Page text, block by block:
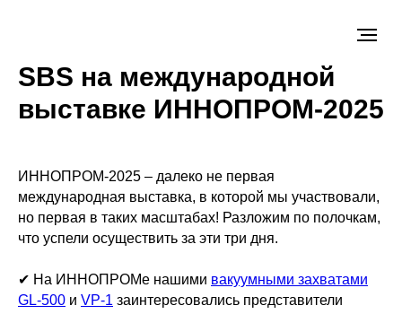
SBS на международной
выставке ИННОПРОМ-2025
ИННОПРОМ-2025 – далеко не первая
международная выставка, в которой мы участвовали,
но первая в таких масштабах! Разложим по полочкам,
что успели осуществить за эти три дня.
✔ На ИННОПРОМе нашими вакуумными захватами
GL-500 и VP-1 заинтересовались представители